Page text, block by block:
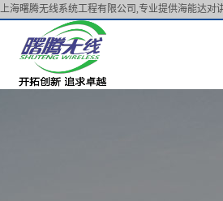
上海曙腾无线系统工程有限公司,专业提供海能达对